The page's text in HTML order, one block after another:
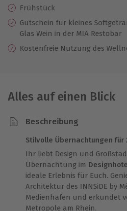
Frühstück
Gutschein für kleines
Glas Wein in der MIA Restobar
Kostenfreie Nutzung des
Alles auf einen Blick
Beschreibung
Stilvolle Übernachtungen für
Ihr liebt Design und
Übernachtung im
ideale Erlebnis für Euch.
Architektur des INNSiDE by
Medienhafen und erkundet
Metropole am Rhein.